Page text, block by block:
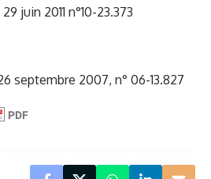
juin 2011 n°10-23.373
septembre 2007, n° 06-13.827